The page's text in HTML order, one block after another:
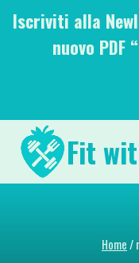
SaltaIscriviti alla
nuovo PDF
Fit
Home/